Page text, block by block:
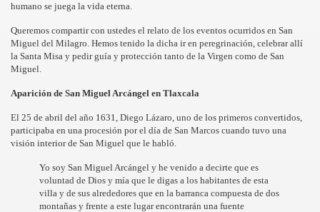
humano se juega la vida eterna.
Queremos compartir con ustedes el relato de los eventos ocurridos en San
Miguel del Milagro. Hemos tenido la dicha ir en peregrinación, celebrar allí
la Santa Misa y pedir guía y protección tanto de la Virgen como de San
Miguel.
Aparición de San Miguel Arcángel en Tlaxcala
El 25 de abril del año 1631, Diego Lázaro, uno de los primeros convertidos,
participaba en una procesión por el día de San Marcos cuando tuvo una
visión interior de San Miguel que le habló.
Yo soy San Miguel Arcángel y he venido a decirte que es
voluntad de Dios y mía que le digas a los habitantes de esta
villa y de sus alrededores que en la barranca compuesta de dos
montañas y frente a este lugar encontrarán una fuente